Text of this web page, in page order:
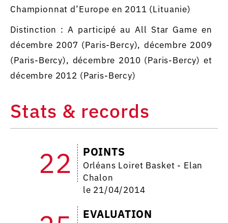
Championnat d’Europe en 2011 (Lituanie)
Distinction : A participé au All Star Game en
décembre 2007 (Paris-Bercy), décembre 2009
(Paris-Bercy), décembre 2010 (Paris-Bercy) et
décembre 2012 (Paris-Bercy)
Stats & records
22 POINTS
Orléans Loiret Basket - Elan
Chalon
le 21/04/2014
EVALUATION